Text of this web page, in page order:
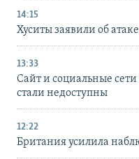
14:15
Хуситы заявили об
13:33
Сайт и социальные
стали недоступны
12:22
Британия усилила